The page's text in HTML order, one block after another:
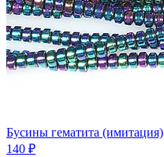
Бусины гематита (имитация)
140 ₽